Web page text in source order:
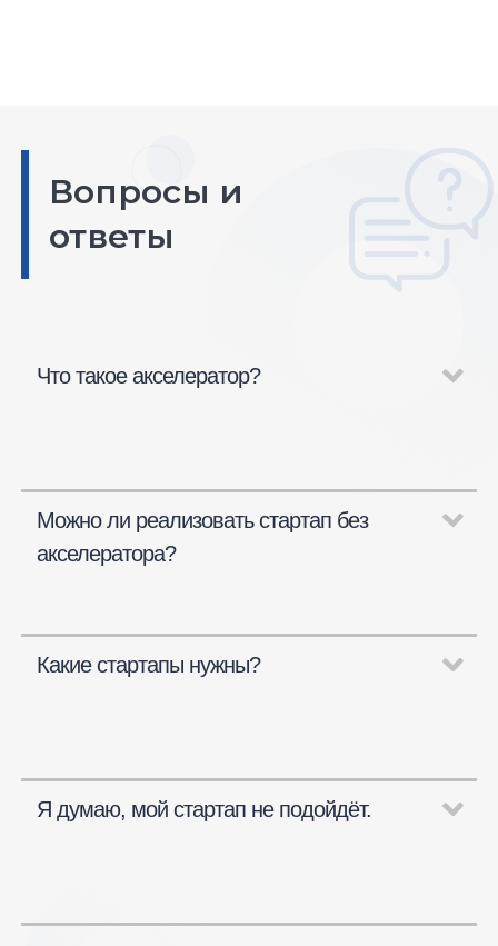
Вопросы и
ответы
Что такое акселератор?
Можно ли реализовать стартап без
акселератора?
Какие стартапы нужны?
Я думаю, мой стартап не подойдёт.